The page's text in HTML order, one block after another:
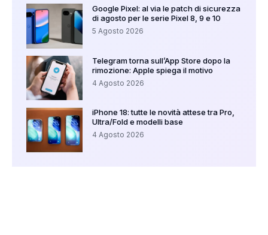
Google Pixel: al via le patch di sicurezza
di agosto per le serie Pixel 8, 9 e 10
5 Agosto 2026
Telegram torna sull’App Store dopo la
rimozione: Apple spiega il motivo
4 Agosto 2026
iPhone 18: tutte le novità attese tra Pro,
Ultra/Fold e modelli base
4 Agosto 2026